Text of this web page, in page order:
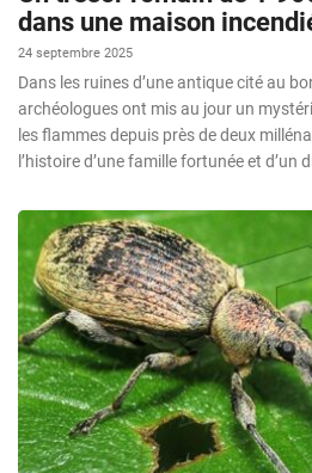
dans une maison
24 septembre 2025
Dans les ruines d’une antique cité au
archéologues ont mis au jour un
les flammes depuis près de deux
l’histoire d’une famille fortunée et d’un